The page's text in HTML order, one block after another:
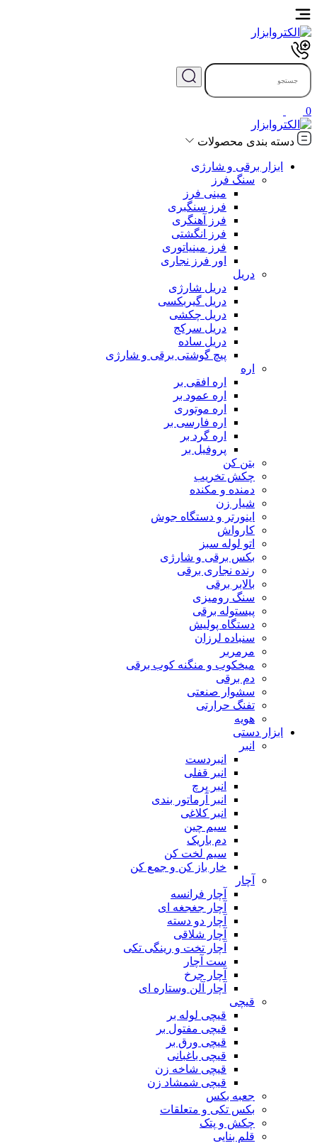
0
دسته بندی محصولات
ابزار برقی و شارژی
سنگ فرز
مینی فرز
فرز سنگبری
فرز آهنگری
فرز انگشتی
فرز مینیاتوری
اور فرز نجاری
دریل
دریل شارژی
دریل گیربکسی
دریل چکشی
دریل سرکج
دریل ساده
پیچ گوشتی برقی و شارژی
اره
اره افقی بر
اره عمود بر
اره موتوری
اره فارسی بر
اره گرد بر
پروفیل بر
بتن کن
چکش تخریب
دمنده و مکنده
شیار زن
اینورتر و دستگاه جوش
کارواش
اتو لوله سبز
بکس برقی و شارژی
رنده نجاری برقی
بالابر برقی
سنگ رومیزی
پیستوله برقی
دستگاه پولیش
سنباده لرزان
مرمربر
میخکوب و منگنه کوب برقی
دم برقی
سشوار صنعتی
تفنگ حرارتی
هویه
ابزار دستی
انبر
انبردست
انبر قفلی
انبر پرچ
انبر آرماتور بندی
انبر کلاغی
سیم چین
دم باریک
سیم لخت کن
خار باز کن و جمع کن
آچار
آچار فرانسه
آچار جغجغه ای
آچار دو دسته
آچار شلاقی
آچار تخت و رینگی تکی
ست آچار
آچار چرخ
آچار آلن وستاره ای
قیچی
قیچی لوله بر
قیچی مفتول بر
قیچی ورق بر
قیچی باغبانی
قیچی شاخه زن
قیچی شمشاد زن
جعبه بکس
بکس تکی و متعلقات
چکش و پتک
قلم بنایی